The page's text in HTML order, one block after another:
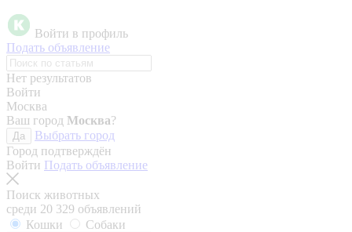
Войти в профиль
Подать объявление
Нет результатов
Войти
Москва
Ваш город Москва?
Да
Выбрать город
Город подтверждён
Войти Подать объявление
Поиск животных
среди 20 329 объявлений
Кошки
Собаки